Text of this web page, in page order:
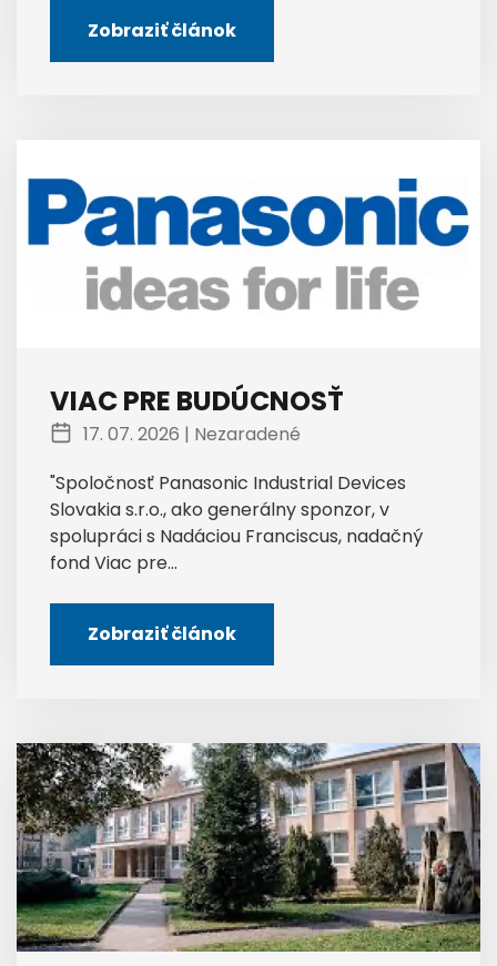
Zobraziť článok
VIAC PRE BUDÚCNOSŤ
17. 07. 2026 | Nezaradené
"Spoločnosť Panasonic Industrial Devices
Slovakia s.r.o., ako generálny sponzor, v
spolupráci s Nadáciou Franciscus, nadačný
fond Viac pre...
Zobraziť článok